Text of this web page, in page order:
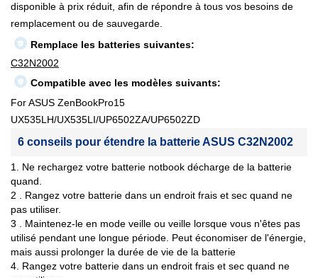
disponible à prix réduit, afin de répondre à tous vos besoins de
remplacement ou de sauvegarde.
Remplace les batteries suivantes:
C32N2002
Compatible avec les modèles suivants:
For ASUS ZenBookPro15
UX535LH/UX535LI/UP6502ZA/UP6502ZD
6 conseils pour étendre la batterie ASUS C32N2002
1. Ne rechargez votre batterie notbook décharge de la batterie
quand.
2 . Rangez votre batterie dans un endroit frais et sec quand ne
pas utiliser.
3 . Maintenez-le en mode veille ou veille lorsque vous n'êtes pas
utilisé pendant une longue période. Peut économiser de l'énergie,
mais aussi prolonger la durée de vie de la batterie
4. Rangez votre batterie dans un endroit frais et sec quand ne